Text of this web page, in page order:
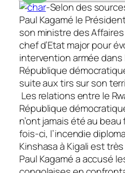
-Selon des
Paul Kagamé le
son ministre des
chef d’Etat major pour
intervention armée dans
République
suite aux tirs sur son
Les relations entre le
République
n’ont jamais été au
fois-ci, l’incendie
Kinshasa à Kigali est
Paul Kagamé a accusé